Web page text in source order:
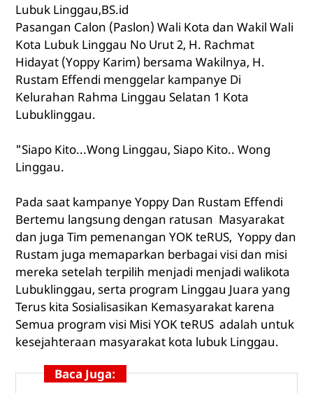
Lubuk Linggau,BS.id
Pasangan Calon (Paslon) Wali Kota dan Wakil Wali
Kota Lubuk Linggau No Urut 2, H. Rachmat
Hidayat (Yoppy Karim) bersama Wakilnya, H.
Rustam Effendi menggelar kampanye Di
Kelurahan Rahma Linggau Selatan 1 Kota
Lubuklinggau.
"Siapo Kito...Wong Linggau, Siapo Kito.. Wong
Linggau.
Pada saat kampanye Yoppy Dan Rustam Effendi
Bertemu langsung dengan ratusan Masyarakat
dan juga Tim pemenangan YOK teRUS, Yoppy dan
Rustam juga memaparkan berbagai visi dan misi
mereka setelah terpilih menjadi menjadi walikota
Lubuklinggau, serta program Linggau Juara yang
Terus kita Sosialisasikan Kemasyarakat karena
Semua program visi Misi YOK teRUS adalah untuk
kesejahteraan masyarakat kota lubuk Linggau.
Baca Juga: